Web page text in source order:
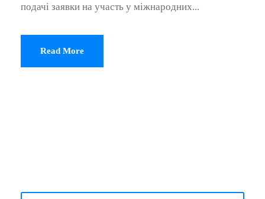
подачі заявки на участь у міжнародних...
Read More